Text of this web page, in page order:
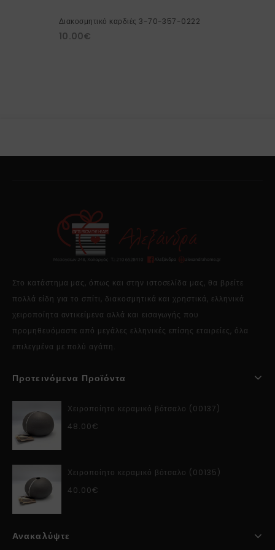
Διακοσμητικό καρδιές 3-70-357-0222
10.00€
Στο κατάστημα μας, όπως και στην ιστοσελίδα μας, θα βρείτε
πολλά είδη για το σπίτι, διακοσμητικά και χρηστικά, ελληνικά
χειροποίητα αντικείμενα αλλά και εισαγωγής που
προμηθευόμαστε από μεγάλες ελληνικές επίσης εταιρείες, όλα
επιλεγμένα με πολύ αγάπη.
Προτεινόμενα Προϊόντα
Χειροποίητο κεραμικό βότσαλο (00137)
48.00€
Χειροποίητο κεραμικό βότσαλο (00135)
40.00€
Ανακαλύψτε